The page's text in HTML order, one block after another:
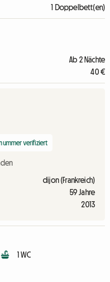
1 Doppelbett(en)
Ab 2 Nächte
40 €
verifiziert
dijon (Frankreich)
59 Jahre
2013
1 WC